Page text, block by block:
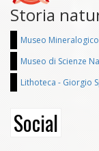
Storia
Museo
Museo di Scienze
Lithoteca - Giorgio
Social